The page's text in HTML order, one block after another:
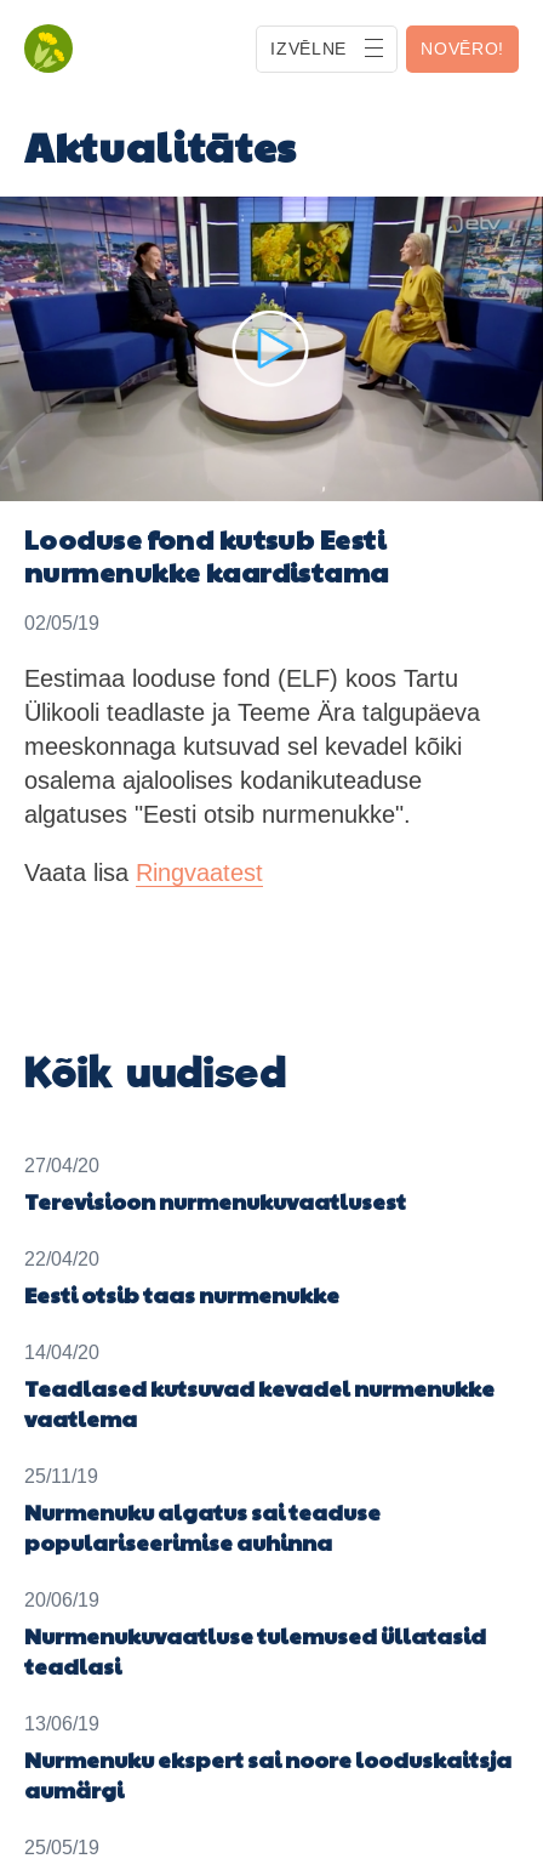
IZVĒLNE NOVĒRO!
Aktualitātes
27/04/20
Terevisioon nurmenukuvaatlusest
22/04/20
Eesti otsib taas nurmenukke
14/04/20
Teadlased kutsuvad kevadel nurmenukke
vaatlema
25/11/19
Nurmenuku algatus sai teaduse
populariseerimise auhinna
20/06/19
Nurmenukuvaatluse tulemused üllatasid
teadlasi
13/06/19
Nurmenuku ekspert sai noore looduskaitsja
aumärgi
25/05/19
Looduse fond kutsub Eesti
nurmenukke kaardistama
02/05/19
Eestimaa looduse fond (ELF) koos Tartu
Ülikooli teadlaste ja Teeme Ära talgupäeva
meeskonnaga kutsuvad sel kevadel kõiki
osalema ajaloolises kodanikuteaduse
algatuses "Eesti otsib nurmenukke".
Vaata lisa Ringvaatest